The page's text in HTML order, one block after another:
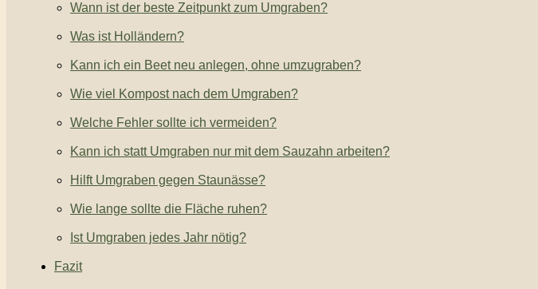
Wann ist der beste Zeitpunkt zum Umgraben?
Was ist Holländern?
Kann ich ein Beet neu anlegen, ohne umzugraben?
Wie viel Kompost nach dem Umgraben?
Welche Fehler sollte ich vermeiden?
Kann ich statt Umgraben nur mit dem Sauzahn arbeiten?
Hilft Umgraben gegen Staunässe?
Wie lange sollte die Fläche ruhen?
Ist Umgraben jedes Jahr nötig?
Fazit